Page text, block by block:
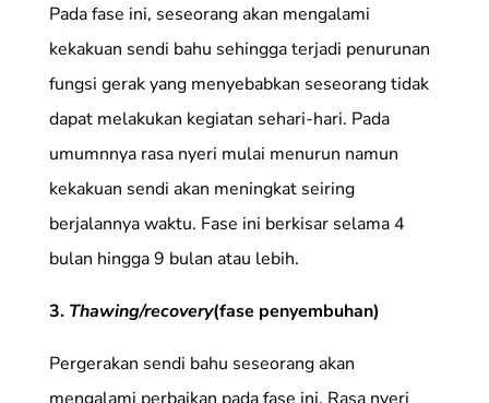
Pada fase ini, seseorang akan mengalami
kekakuan sendi bahu sehingga terjadi penurunan
fungsi gerak yang menyebabkan seseorang tidak
dapat melakukan kegiatan sehari-hari. Pada
umumnnya rasa nyeri mulai menurun namun
kekakuan sendi akan meningkat seiring
berjalannya waktu. Fase ini berkisar selama 4
bulan hingga 9 bulan atau lebih.
3. Thawing/recovery(fase penyembuhan)
Pergerakan sendi bahu seseorang akan